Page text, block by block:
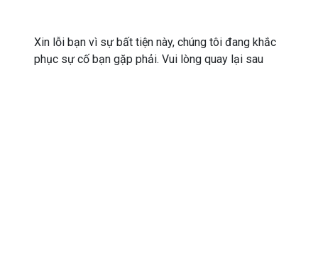
Xin lỗi bạn vì sự bất tiện này, chúng tôi đang khắc
phục sự cố bạn gặp phải. Vui lòng quay lại sau